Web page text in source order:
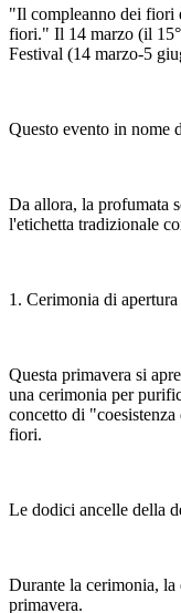
"Il compleanno dei fiori
fiori." Il 14 marzo (il
Festival (14 marzo-5
Questo evento in nome
Da allora, la profumata
l'etichetta tradizionale
1. Cerimonia di
Questa primavera si
una cerimonia per
concetto di
fiori.
Le dodici ancelle della
Durante la cerimonia,
primavera.